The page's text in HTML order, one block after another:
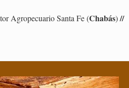
Agro­pe­cua­rio Santa Fe (Cha­bás)//